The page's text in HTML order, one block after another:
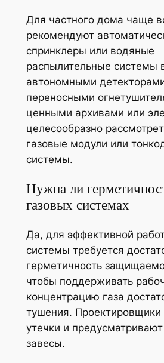
Для частного дома чаще
рекомендуют
спринклеры или водяные
распылительные системы
автономными
переносными
ценными архивами или
целесообразно
газовые модули или
системы.
Нужна ли
газовых системах
Да, для эффективной
системы требуется
герметичность
чтобы поддерживать
концентрацию газа
тушения. Проектировщики
утечки и
завесы.